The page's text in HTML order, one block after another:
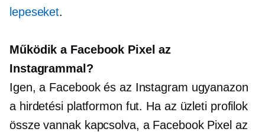
lepeseket.
Működik a Facebook Pixel az
Instagrammal?
Igen, a Facebook és az Instagram ugyanazon
a hirdetési platformon fut. Ha az üzleti profilok
össze vannak kapcsolva, a Facebook Pixel az